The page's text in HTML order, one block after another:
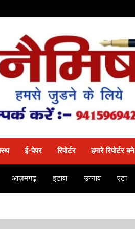
ई-पेपर रिपोर्टर हमारे रिपोर्टर बने
आज़मगढ़ इटावा उन्नाव एटा